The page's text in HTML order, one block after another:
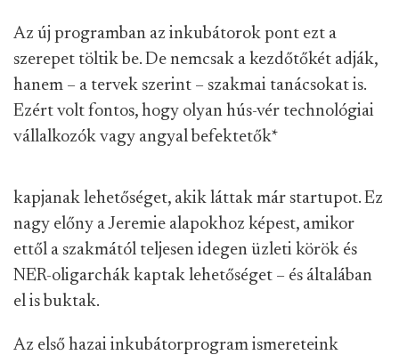
Az új programban az inkubátorok pont ezt a
szerepet töltik be. De nemcsak a kezdőtőkét adják,
hanem – a tervek szerint – szakmai tanácsokat is.
Ezért volt fontos, hogy olyan hús-vér technológiai
vállalkozók vagy angyal befektetők*
kapjanak lehetőséget, akik láttak már startupot. Ez
nagy előny a Jeremie alapokhoz képest, amikor
ettől a szakmától teljesen idegen üzleti körök és
NER-oligarchák kaptak lehetőséget – és általában
el is buktak.
Az első hazai inkubátorprogram ismereteink